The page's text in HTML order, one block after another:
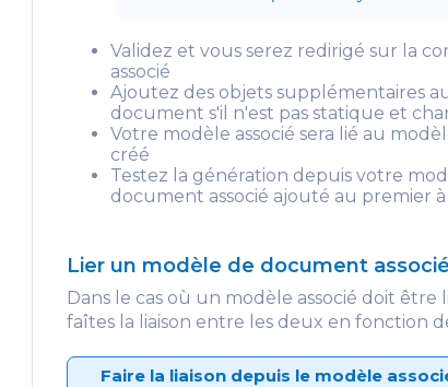
Validez et vous serez redirigé sur la
associé
Ajoutez des objets supplémentaires
document s'il n'est pas statique et
Votre modèle associé sera lié au
créé
Testez la génération depuis votre
document associé ajouté au premier
Lier un modèle de document
Dans le cas où un modèle associé doit
faîtes la liaison entre les deux en fonction
Faire la liaison depuis le modèle